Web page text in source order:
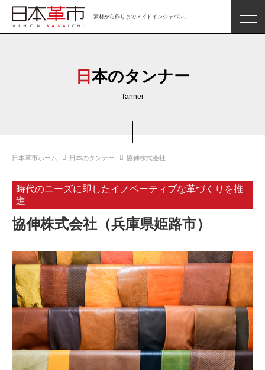
素材から作りまでメイドインジャパン。
革市通信
日本の革の良さを知ろう
お問い合わせ
閲覧したアイテム
日本のタンナー
Tanner
日本革市ホーム 日本のタンナー 協伸株式会社
時代のニーズに即したイノベーティブな革づくりを推
進
協伸株式会社（兵庫県姫路市）